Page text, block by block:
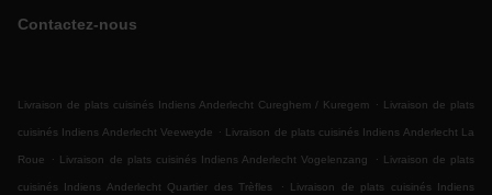
Contactez-nous
Livraison de plats cuisinés Indiens Anderlecht Cureghem / Kuregem . Livraison de plats
cuisinés Indiens Anderlecht Veeweyde . Livraison de plats cuisinés Indiens Anderlecht La
Roue . Livraison de plats cuisinés Indiens Anderlecht Vogelenzang . Livraison de plats
cuisinés Indiens Anderlecht Quartier des Trèfles . Livraison de plats cuisinés Indiens